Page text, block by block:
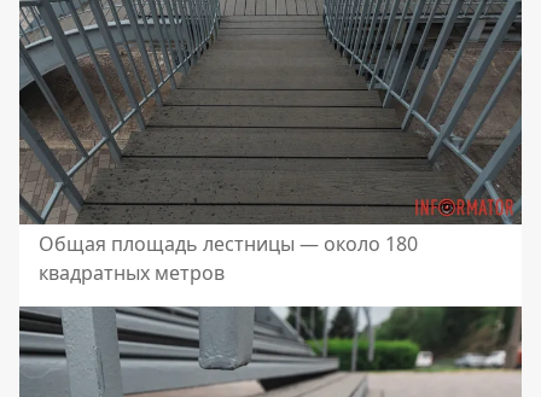
Общая площадь лестницы — около 180
квадратных метров